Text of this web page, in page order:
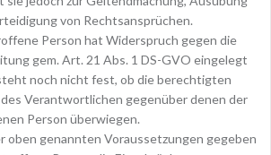
von Rechtsansprüchen.
Person hat Widerspruch gegen die
gem. Art. 21 Abs. 1 DS-GVO eingelegt
noch nicht fest, ob die berechtigten
Verantwortlichen gegenüber denen der
Person überwiegen.
oben genannten Voraussetzungen gegeben